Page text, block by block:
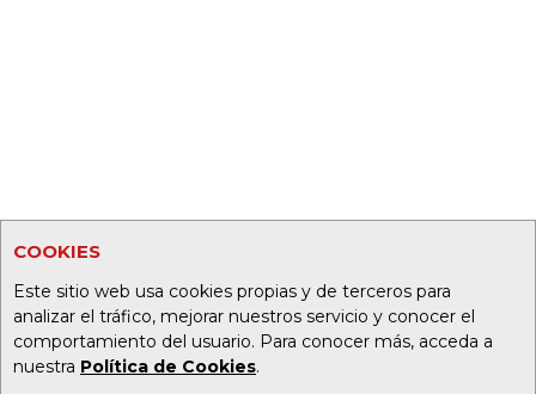
COOKIES
Este sitio web usa cookies propias y de terceros para
analizar el tráfico, mejorar nuestros servicio y conocer el
comportamiento del usuario. Para conocer más, acceda a
nuestra Política de Cookies.